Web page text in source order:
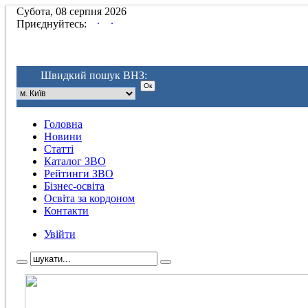
Субота, 08 серпня 2026
Приєднуйтесь:
. .
Швидкий пошук ВНЗ:
Головна
Новини
Статті
Каталог ЗВО
Рейтинги ЗВО
Бізнес-освіта
Освіта за кордоном
Контакти
Увійти